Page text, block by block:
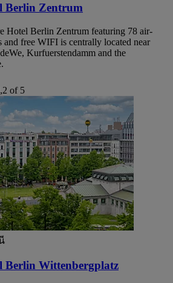
Berlin Zentrum
Hotel Berlin Zentrum featuring 78 air-
and free WIFI is centrally located near
Kurfuerstendamm and the
of 5
Berlin Wittenbergplatz